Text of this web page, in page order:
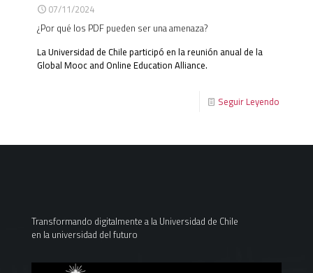
07/11/2024
¿Por qué los PDF pueden ser una amenaza?
La Universidad de Chile participó en la reunión anual de la
Global Mooc and Online Education Alliance.
Seguir Leyendo
Transformando digitalmente a la Universidad de Chile
en la universidad del futuro